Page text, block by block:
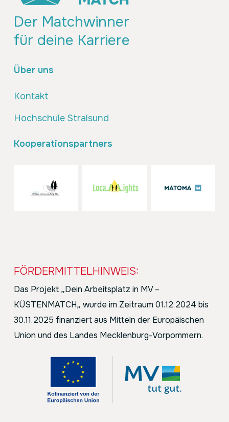
Der Matchwinner
für deine Karriere
Über uns
Kontakt
Hochschule Stralsund
Kooperationspartners
FÖRDERMITTELHINWEIS:
Das Projekt „Dein Arbeitsplatz in MV –
KÜSTENMATCH„ wurde im Zeitraum 01.12.2024 bis
30.11.2025 finanziert aus Mitteln der Europäischen
Union und des Landes Mecklenburg-Vorpommern.